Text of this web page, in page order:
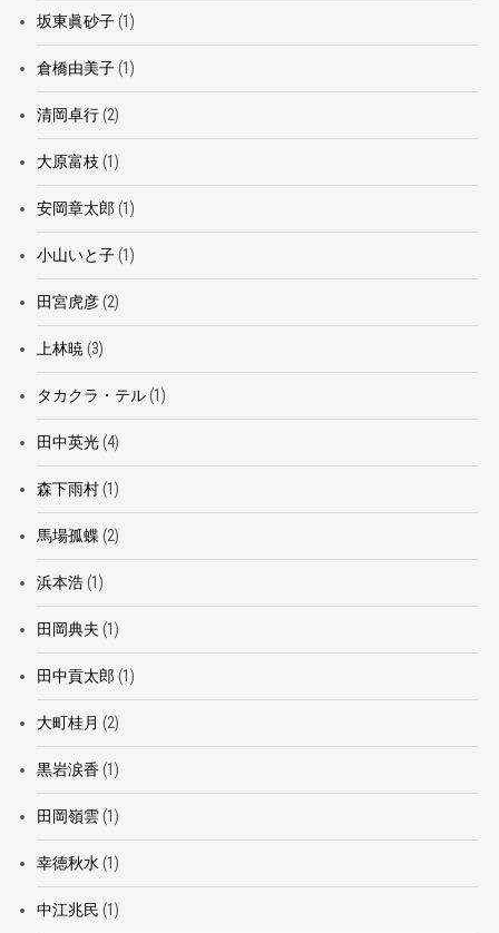
坂東眞砂子(1)
倉橋由美子(1)
清岡卓行(2)
大原富枝 (1)
安岡章太郎 (1)
小山いと子(1)
田宮虎彦(2)
上林暁 (3)
タカクラ・テル(1)
田中英光(4)
森下雨村(1)
馬場孤蝶 (2)
浜本浩(1)
田岡典夫 (1)
田中貢太郎 (1)
大町桂月 (2)
黒岩涙香(1)
田岡嶺雲(1)
幸徳秋水 (1)
中江兆民 (1)